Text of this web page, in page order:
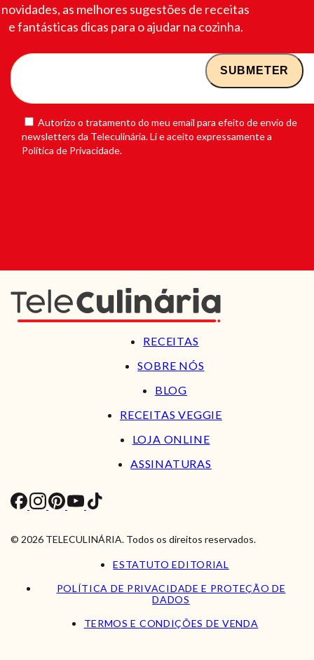
novidades, as melhores sugestões de receitas
e fantásticas dicas para o ajudar na cozinha.
Autorizo o tratamento do meu email para efeito de envio de
newsletters da Teleculinária. Li e aceito expressamente a
Política de Privacidade.
RECEITAS
SOBRE NÓS
BLOG
RECEITAS VEGGIE
LOJA ONLINE
ASSINATURAS
© 2026 TELECULINÁRIA. Todos os direitos reservados.
ESTATUTO EDITORIAL
POLÍTICA DE PRIVACIDADE E PROTEÇÃO DE
DADOS
TERMOS E CONDIÇÕES DE VENDA